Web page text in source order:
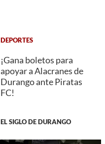
DEPORTES
¡Gana boletos para
apoyar a Alacranes de
Durango ante Piratas
FC!
EL SIGLO DE DURANGO